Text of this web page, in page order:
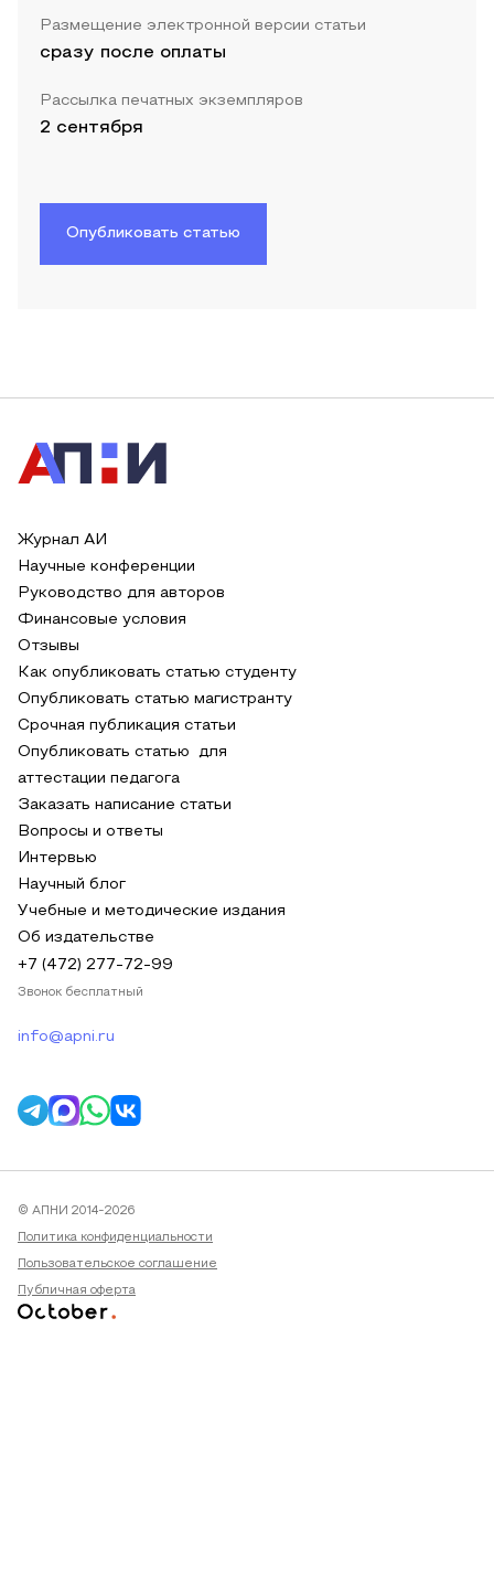
Размещение электронной версии статьи
сразу после оплаты
Рассылка печатных экземпляров
2 сентября
Опубликовать статью
Журнал АИ
Научные конференции
Руководство для авторов
Финансовые условия
Отзывы
Как опубликовать статью студенту
Опубликовать статью магистранту
Срочная публикация статьи
Опубликовать статью для
аттестации педагога
Заказать написание статьи
Вопросы и ответы
Интервью
Научный блог
Учебные и методические издания
Об издательстве
+7 (472) 277-72-99
Звонок бесплатный
info@apni.ru
© АПНИ 2014-2026
Политика конфиденциальности
Пользовательское соглашение
Публичная оферта